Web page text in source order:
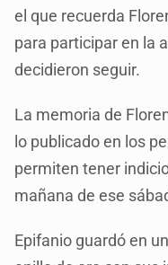
el que recuerda
para participar en la
decidieron seguir.
La memoria de
lo publicado en los
permiten tener
mañana de ese
Epifanio guardó en